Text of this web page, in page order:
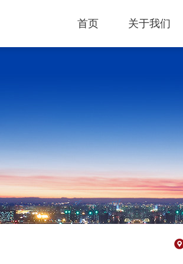
首页 关于我们